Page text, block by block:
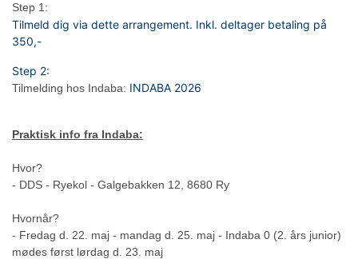
Step 1:
Tilmeld dig via dette arrangement. Inkl. deltager betaling på
350,-
Step 2:
Tilmelding hos Indaba: INDABA 2026
Praktisk info fra Indaba:
Hvor?
- DDS - Ryekol - Galgebakken 12, 8680 Ry
Hvornår?
- Fredag d. 22. maj - mandag d. 25. maj - Indaba 0 (2. års junior)
mødes først lørdag d. 23. maj